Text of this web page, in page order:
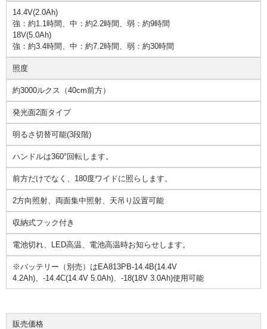
14.4V(2.0Ah)
強：約1.1時間、中：約2.2時間、弱：約9時間
18V(5.0Ah)
強：約3.4時間、中：約7.2時間、弱：約30時間
照度
約3000ルクス（40cm前方）
発光面2面タイプ
明るさ切替可能(3段階)
ハンドルは360°回転します。
前方だけでなく、180度ワイドに照らします。
2方向照射、両面集中照射、天吊り設置可能
収納式フック付き
電池切れ、LED高温、電池高温時お知らせします。
※バッテリー（別売）はEA813PB-14.4B(14.4V
4.2Ah)、-14.4C(14.4V 5.0Ah)、-18(18V 3.0Ah)使用可能
販売価格